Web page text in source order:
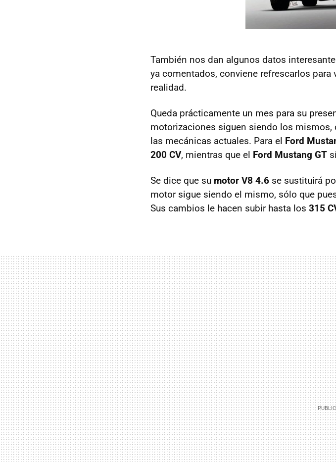
También nos dan algunos datos
ya comentados, conviene refrescarlos para
realidad.
Queda prácticamente un mes para su
motorizaciones siguen siendo los mismos,
las mecánicas actuales. Para el Ford
200 CV, mientras que el Ford Mustang GT
Se dice que su motor V8 4.6 se sustituirá
motor sigue siendo el mismo, sólo que
Sus cambios le hacen subir hasta los 315